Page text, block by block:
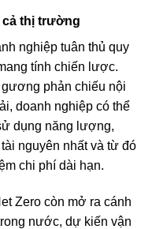
thị trường
nghiệp tuân thủ quy
tính chiến lược.
phản chiếu nội
doanh nghiệp có thể
dụng năng lượng,
nguyên nhất và từ đó
chi phí dài hạn.
Zero còn mở ra cánh
nước, dự kiến vận